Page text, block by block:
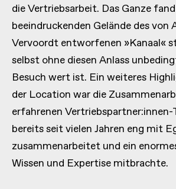
die Vertriebsarbeit. Das Ganze
beeindruckenden Gelände des von
Vervoordt entworfenen »Kanaal«
selbst ohne diesen Anlass
Besuch wert ist. Ein weiteres
der Location war die
erfahrenen Vertriebspartner:innen-
bereits seit vielen Jahren eng mit
zusammenarbeitet und ein
Wissen und Expertise mitbrachte.